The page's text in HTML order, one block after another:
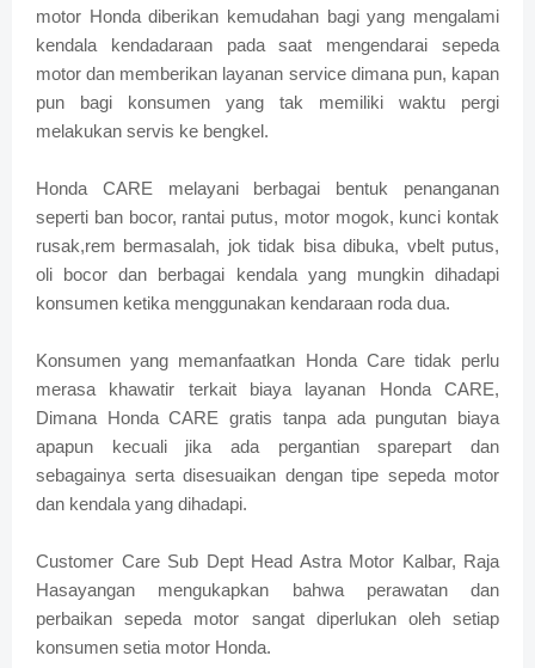
motor Honda diberikan kemudahan bagi yang mengalami
kendala kendadaraan pada saat mengendarai sepeda
motor dan memberikan layanan service dimana pun, kapan
pun bagi konsumen yang tak memiliki waktu pergi
melakukan servis ke bengkel.
Honda CARE melayani berbagai bentuk penanganan
seperti ban bocor, rantai putus, motor mogok, kunci kontak
rusak,rem bermasalah, jok tidak bisa dibuka, vbelt putus,
oli bocor dan berbagai kendala yang mungkin dihadapi
konsumen ketika menggunakan kendaraan roda dua.
Konsumen yang memanfaatkan Honda Care tidak perlu
merasa khawatir terkait biaya layanan Honda CARE,
Dimana Honda CARE gratis tanpa ada pungutan biaya
apapun kecuali jika ada pergantian sparepart dan
sebagainya serta disesuaikan dengan tipe sepeda motor
dan kendala yang dihadapi.
Customer Care Sub Dept Head Astra Motor Kalbar, Raja
Hasayangan mengukapkan bahwa perawatan dan
perbaikan sepeda motor sangat diperlukan oleh setiap
konsumen setia motor Honda.